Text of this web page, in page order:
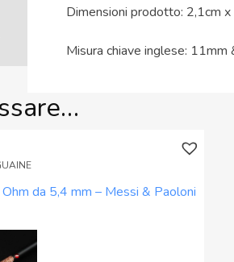
Dimensioni prodotto: 2,1cm x
Misura chiave inglese: 11mm
da 5,4 mm – Messi & Paoloni